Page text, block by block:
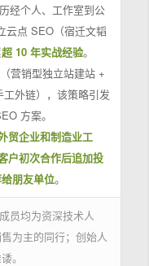
经个人、工作室到公
云点 SEO（宿迁文韬
超 10 年实战经验。
（营销型独立站建站 +
外链），该策略引发
方案。
贸企业和制造业工
户初次合作后追加投
朋友单位。
员均为资深技术人
为主的同行；创始人
。